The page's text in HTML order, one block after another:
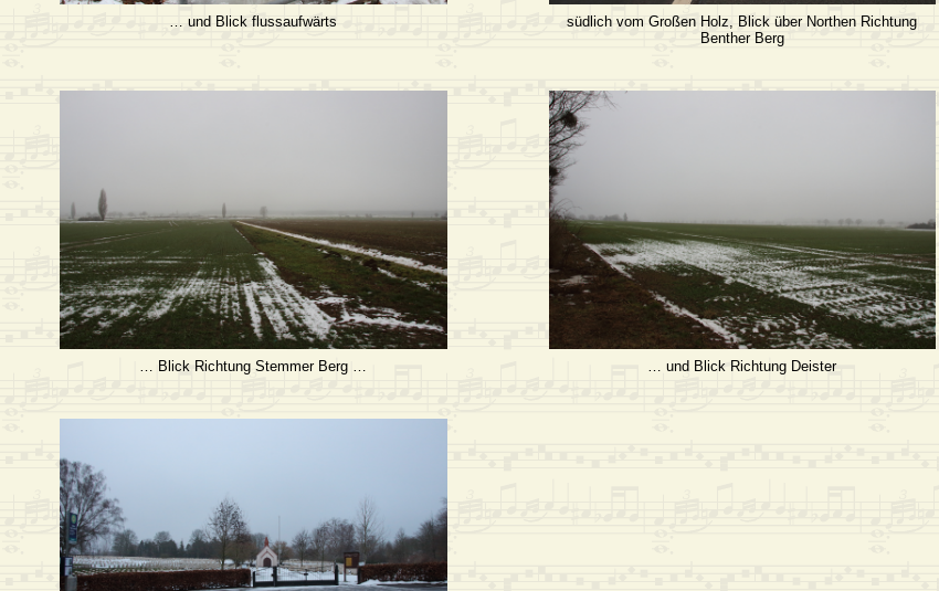
… und Blick flussaufwärts
südlich vom Großen Holz, Blick über Northen Richtung
Benther Berg
… Blick Richtung Stemmer Berg … … und Blick Richtung Deister